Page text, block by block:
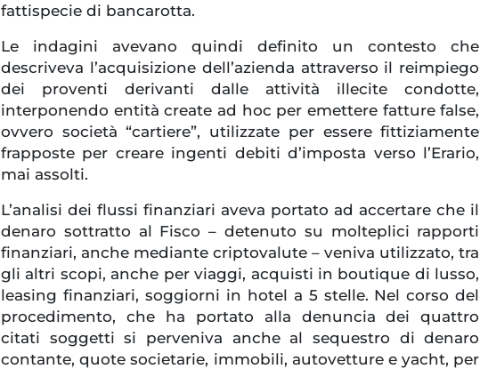
fattispecie di bancarotta.
Le indagini avevano quindi definito un contesto che
descriveva l’acquisizione dell’azienda attraverso il reimpiego
dei proventi derivanti dalle attività illecite condotte,
interponendo entità create ad hoc per emettere fatture false,
ovvero società “cartiere”, utilizzate per essere fittiziamente
frapposte per creare ingenti debiti d’imposta verso l’Erario,
mai assolti.
L’analisi dei flussi finanziari aveva portato ad accertare che il
denaro sottratto al Fisco – detenuto su molteplici rapporti
finanziari, anche mediante criptovalute – veniva utilizzato, tra
gli altri scopi, anche per viaggi, acquisti in boutique di lusso,
leasing finanziari, soggiorni in hotel a 5 stelle. Nel corso del
procedimento, che ha portato alla denuncia dei quattro
citati soggetti si perveniva anche al sequestro di denaro
contante, quote societarie, immobili, autovetture e yacht, per